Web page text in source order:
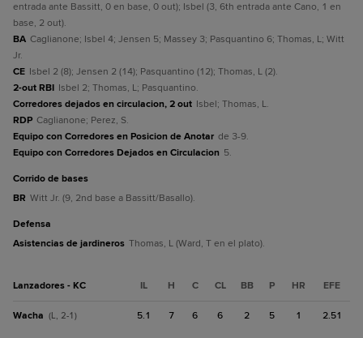
entrada ante Bassitt, 0 en base, 0 out); Isbel (3, 6th entrada ante Cano, 1 en
base, 2 out).
BA Caglianone; Isbel 4; Jensen 5; Massey 3; Pasquantino 6; Thomas, L; Witt
Jr.
CE Isbel 2 (8); Jensen 2 (14); Pasquantino (12); Thomas, L (2).
2-out RBI Isbel 2; Thomas, L; Pasquantino.
Corredores dejados en circulacion, 2 out Isbel; Thomas, L.
RDP Caglianone; Perez, S.
Equipo con Corredores en Posicion de Anotar de 3-9.
Equipo con Corredores Dejados en Circulacion 5.
corrido de bases
BR Witt Jr. (9, 2nd base a Bassitt/Basallo).
defensa
Asistencias de jardineros Thomas, L (Ward, T en el plato).
Lanzadores - KC IL H C CL BB P HR EFE
Wacha (L, 2-1) 5.1 7 6 6 2 5 1 2.51